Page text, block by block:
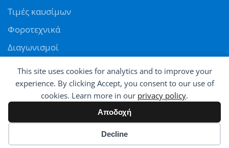
This site uses cookies for analytics and to improve your
experience. By clicking Accept, you consent to our use of
cookies. Learn more in our privacy policy.
Αποδοχή
Decline
Τιμές καυσίμων
Φοροτεχνικά
Διαγωνισμοί
Αγγελίες
Θέσεις εργασίας
ΠΑΝΕΛΛΗΝΙΑ ΟΜΟΣΠΟΝΔΙΑ ΠΡΑΤΗΡΙΟΥΧΩΝ ΕΜΠΟΡΩΝ ΚΑΥΣΙΜΩΝ
© All rights reserved - Powered byAvatar